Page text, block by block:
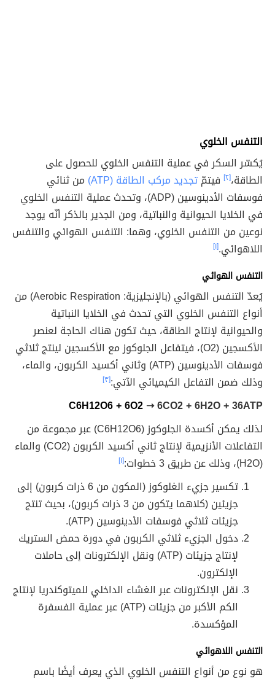
التنفس الخلوي
يُكسّر السكر في عملية التنفس الخلوي للحصول على
الطاقة،[٢] فيتمّتجديد مركب الطاقة (ATP)
من ثنائي
فوسفات الأدينوسين (ADP)، وتحدث عملية التنفس الخلوي
في الخلايا الحيوانية والنباتية، ومن الجدير بالذكر أنّه يوجد
نوعين من التنفس الخلوي، وهما: التنفس الهوائي والتنفس
اللاهوائي.[١]
التنفس الهوائي
يُعدّ التنفس الهوائي (بالإنجليزية: Aerobic Respiration) من
أنواع التنفس الخلوي التي تحدث في الخلايا النباتية
والحيوانية لإنتاج الطاقة، حيث تكون هناك الحاجة لعنصر
الأكسجين (O2 )، فيتفاعل الجلوكوز مع الأكسجين لينتج ثلاثي
فوسفات الأدينوسين (ATP) وثاني أكسيد الكربون، والماء،
وذلك ضمن التفاعل الكيميائي الآتي:[٣]
C6H12O6+ 6O2➝ 6CO2+ 6H2O + 36ATP
لذلك يمكن أكسدة الجلوكوز (C
6H12O6
) عبر مجموعة من
التفاعلات الأنزيمية لإنتاج ثاني أكسيد الكربون (CO2
) والماء
(H
2O)، وذلك عن طريق 3 خطوات: [١]
تكسير جزيء الغلوكوز (المكون من 6 ذرات كربون) إلى
جزيئين (كلاهما يتكون من 3 ذرات كربون)، بحيث تنتج
جزيئات ثلاثي فوسفات الأدينوسين (ATP).
دخول الجزيء ثلاثي الكربون في دورة حمض الستريك
لإنتاج جزيئات (ATP) ونقل الإلكترونات إلى حاملات
الإلكترون.
نقل الإلكترونات عبر الغشاء الداخلي للميتوكندريا لإنتاج
الكم الأكبر من جزيئات (ATP) عبر عملية الفسفرة
المؤكسدة.
التنفس اللاهوائي
هو نوع من أنواع التنفس الخلوي الذي يعرف أيضًا باسم